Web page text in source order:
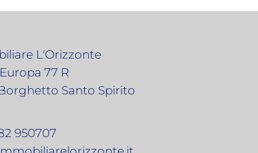
L'Orizzonte
77 R
Santo Spirito
950707